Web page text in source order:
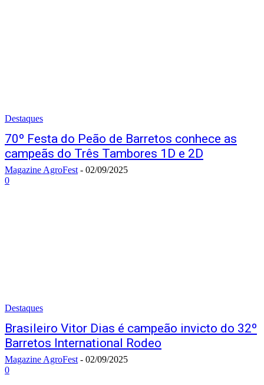
Destaques
70º Festa do Peão de Barretos conhece as
campeãs do Três Tambores 1D e 2D
Magazine AgroFest - 02/09/2025
0
Destaques
Brasileiro Vitor Dias é campeão invicto do 32º
Barretos International Rodeo
Magazine AgroFest - 02/09/2025
0